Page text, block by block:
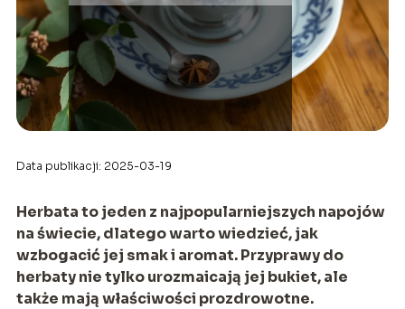
Data publikacji: 2025-03-19
Herbata to jeden z najpopularniejszych napojów
na świecie, dlatego warto wiedzieć, jak
wzbogacić jej smak i aromat. Przyprawy do
herbaty nie tylko urozmaicają jej bukiet, ale
także mają właściwości prozdrowotne.